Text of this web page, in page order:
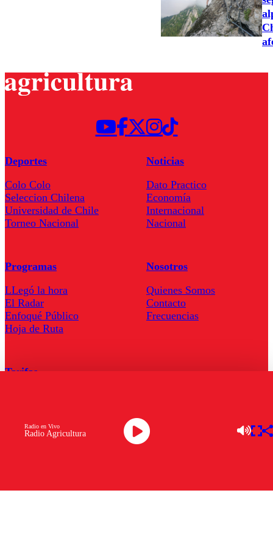
Radio Agricultura
Radio en Vivo
Deportes
Colo Colo
Seleccion Chilena
Universidad de Chile
Torneo Nacional
Noticias
Dato Practico
Economía
Internacional
Nacional
Programas
LLegó la hora
El Radar
Enfoqué Público
Hoja de Ruta
Nosotros
Quienes Somos
Contacto
Frecuencias
Tarifas
Descarga la APP